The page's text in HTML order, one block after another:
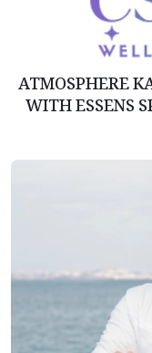
ATMOSPHERE
WITH ESSENS